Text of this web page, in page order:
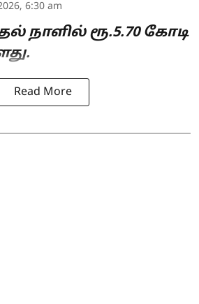
6:30 am
நாளில் ரூ.5.70 கோடி
Read More